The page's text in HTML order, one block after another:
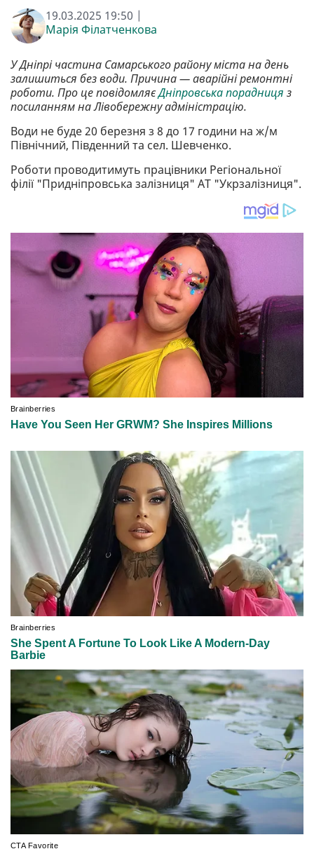
19.03.2025 19:50 |
Марія Філатченкова
У Дніпрі частина Самарського району міста на день
залишиться без води. Причина — аварійні ремонтні
роботи. Про це повідомляєДніпровська порадниця з
посиланням на Лівобережну адміністрацію.
Води не буде 20 березня з 8 до 17 години на ж/м
Північний, Південний та сел. Шевченко.
Роботи проводитимуть працівники Регіональної
філії "Придніпровська залізниця" АТ "Укрзалізниця".